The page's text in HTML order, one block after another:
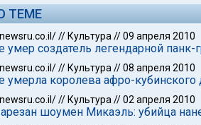
ТЕМЕ
// Культура //09 апреля 2010
создатель легендарной панк-
// Культура //08 апреля 2010
королева афро-кубинского
// Культура //02 апреля 2010
шоумен Микаэль: убийца